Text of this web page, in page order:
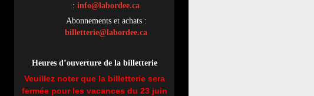
: info@labordee.ca
Abonnements et achats :
billetterie@labordee.ca
Heures d’ouverture de la billetterie
Veuillez noter que la billetterie sera
fermée pour les vacances du 23 juin